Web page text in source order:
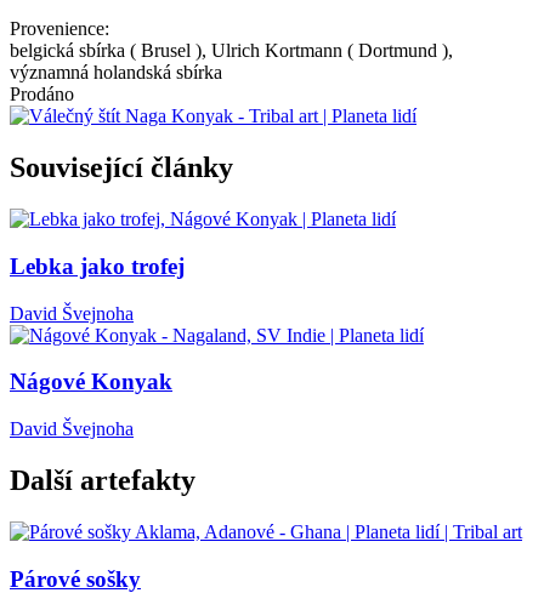
Provenience:
belgická sbírka ( Brusel ), Ulrich Kortmann ( Dortmund ),
významná holandská sbírka
Prodáno
Související články
Lebka jako trofej
David Švejnoha
Nágové Konyak
David Švejnoha
Další artefakty
Párové sošky